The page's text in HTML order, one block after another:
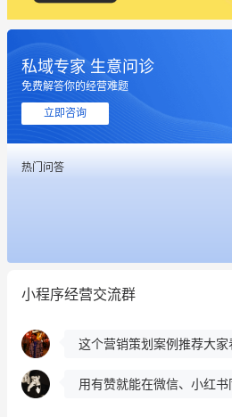
私域专家 生意问诊
免费解答你的经营难题
立即咨询
热门问答
小程序经营交流群
这个营销策划案例推荐大家
昨晚的直播课程太好啦❤️
冰墩墩货源充足需要的联系
这个营销策划案例推荐大家
用有赞就能在微信、小红书